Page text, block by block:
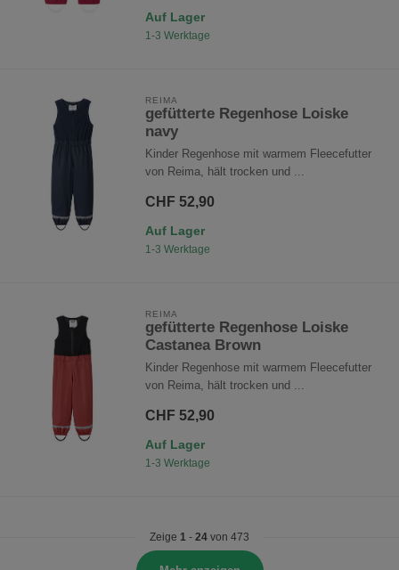
Auf Lager
1-3 Werktage
REIMA
gefütterte Regenhose Loiske
navy
Kinder Regenhose mit warmem Fleecefutter
von Reima, hält trocken und ...
CHF 52,90
Auf Lager
1-3 Werktage
REIMA
gefütterte Regenhose Loiske
Castanea Brown
Kinder Regenhose mit warmem Fleecefutter
von Reima, hält trocken und ...
CHF 52,90
Auf Lager
1-3 Werktage
Zeige 1 - 24 von 473